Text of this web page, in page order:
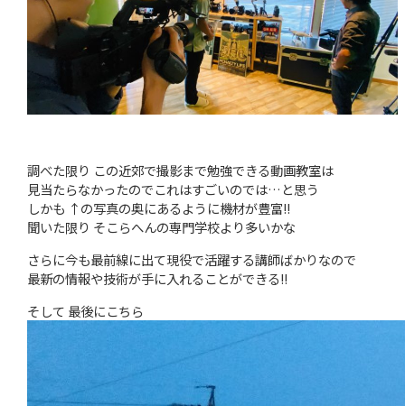
調べた限り この近郊で撮影まで勉強できる動画教室は
見当たらなかったのでこれはすごいのでは…と思う
しかも ↑の写真の奥にあるように機材が豊富!!
聞いた限り そこらへんの専門学校より多いかな
さらに今も最前線に出て現役で活躍する講師ばかりなので
最新の情報や技術が手に入れることができる!!
そして 最後にこちら